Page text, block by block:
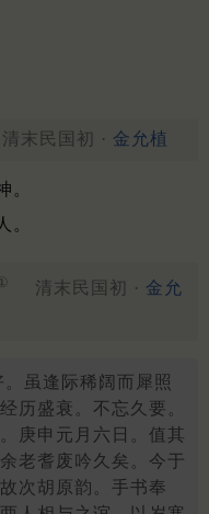
清末民国初 · 金允植
。
。
① 清末民国初 · 金允
虽逢际稀阔而犀照
历盛衰。不忘久要。
庚申元月六日。值其
老耆废吟久矣。今于
次胡原韵。手书奉